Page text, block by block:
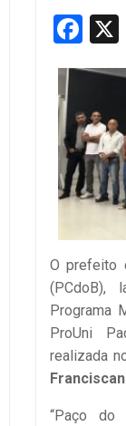
O prefeito
(PCdoB),
Programa
ProUni
realizada
“Paço do